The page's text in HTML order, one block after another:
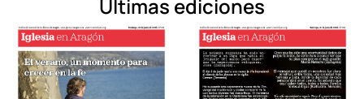
Últimas ediciones